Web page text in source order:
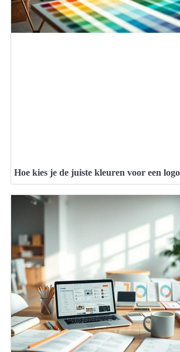
Hoe kies je de juiste kleuren voor een